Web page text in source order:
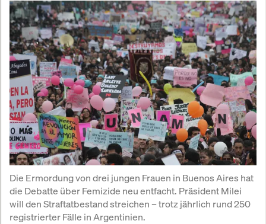
Die Ermordung von drei jungen Frauen in Buenos Aires hat
die Debatte über Femizide neu entfacht. Präsident Milei
will den Straftatbestand streichen – trotz jährlich rund 250
registrierter Fälle in Argentinien.